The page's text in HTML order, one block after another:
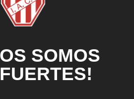
SOMOS